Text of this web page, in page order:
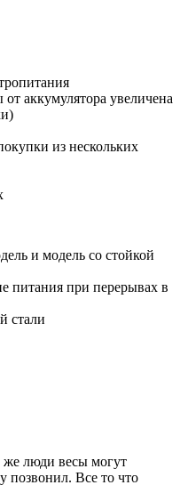
аккумулятора увеличена
из нескольких
и модель со стойкой
питания при перерывах в
стали
люди весы могут
позвонил. Все то что